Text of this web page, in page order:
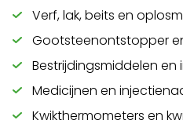
Verf, lak, beits en
Gootsteenontstopper
Bestrijdingsmiddelen en
Medicijnen en
Kwikthermometers en